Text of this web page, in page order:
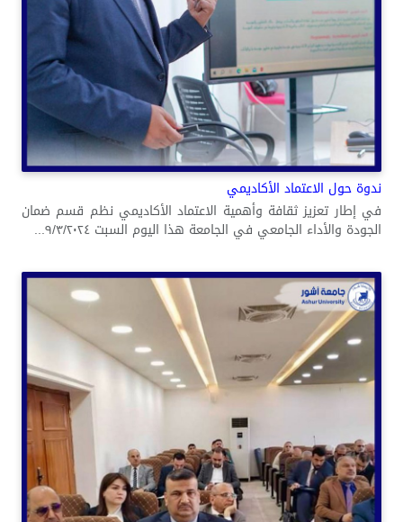
ندوة حول الاعتماد الأكاديمي
في إطار تعزيز ثقافة وأهمية الاعتماد الأكاديمي نظم قسم ضمان
الجودة والأداء الجامعي في الجامعة هذا اليوم السبت ٩/٣/٢٠٢٤...